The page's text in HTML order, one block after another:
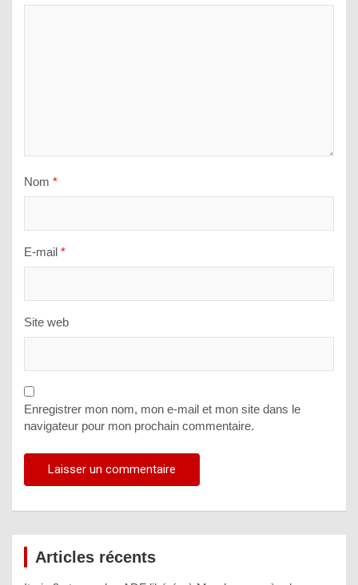
Nom *
E-mail *
Site web
Enregistrer mon nom, mon e-mail et mon site dans le
navigateur pour mon prochain commentaire.
Articles récents